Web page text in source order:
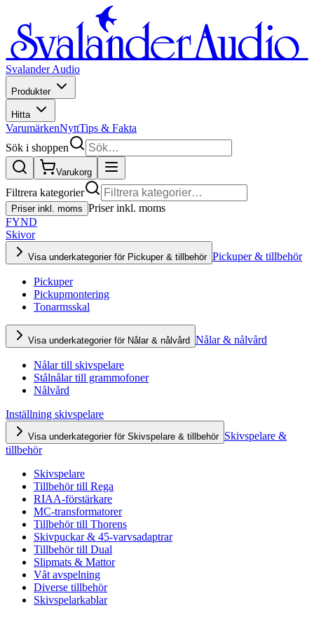
Svalander Audio
Produkter
Hitta
VarumärkenNyttTips & Fakta
Sök i shoppen
Varukorg
Filtrera kategorier
Priser inkl. moms Priser inkl. moms
FYND
Skivor
Visa underkategorier för Pickuper & tillbehör Pickuper & tillbehör
Pickuper
Pickupmontering
Tonarmsskal
Visa underkategorier för Nålar & nålvård Nålar & nålvård
Nålar till skivspelare
Stålnålar till grammofoner
Nålvård
Inställning skivspelare
Visa underkategorier för Skivspelare & tillbehör Skivspelare &
tillbehör
Skivspelare
Tillbehör till Rega
RIAA-förstärkare
MC-transformatorer
Tillbehör till Thorens
Skivpuckar & 45-varvsadaptrar
Tillbehör till Dual
Slipmats & Mattor
Våt avspelning
Diverse tillbehör
Skivspelarkablar